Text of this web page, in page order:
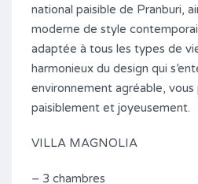
national paisible de Pranburi,
moderne de style
adaptée à tous les types de
harmonieux du design qui
environnement agréable,
paisiblement et joyeusement.
VILLA MAGNOLIA
– 3 chambres